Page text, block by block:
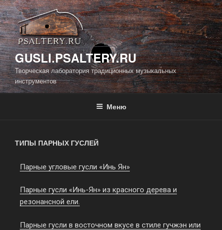
GUSLI.PSALTERY.RU
Творческая лаборатория традиционных музыкальных
инструментов
Меню
ТИПЫ ПАРНЫХ ГУСЛЕЙ
Парные угловые гусли «Инь Ян»
Парные гусли «Инь-Ян» из красного дерева и
резонансной ели.
Парные гусли в восточном вкусе в стиле гучжэн или